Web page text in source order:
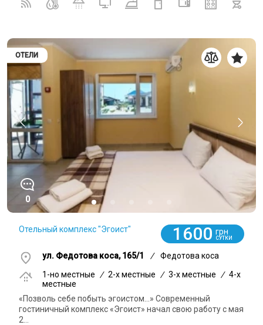
ОТЕЛИ
0
Отельный комплекс "Эгоист" 1600 грн
СУТКИ
ул. Федотова коса, 165/1 /
Федотова коса
1-но местные
/ 2-x местные / 3-x местные / 4-x
местные
«Позволь себе побыть эгоистом…» Современный
гостиничный комплекс «Эгоист» начал свою работу с мая
2...